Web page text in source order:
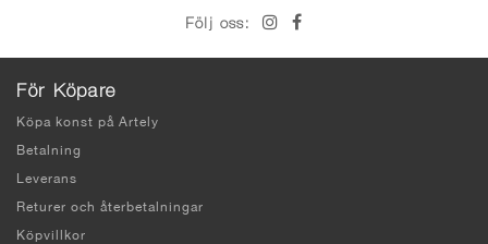
Följ oss:
För Köpare
Köpa konst på Artely
Betalning
Leverans
Returer och återbetalningar
Köpvillkor